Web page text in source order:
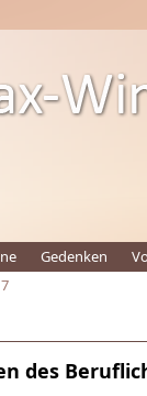
Gedenken
des